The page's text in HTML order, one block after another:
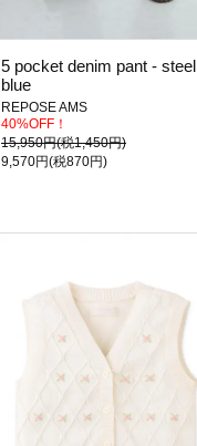
5 pocket denim pant - steel
blue
REPOSE AMS
40%OFF！
15,950円(税1,450円)
9,570円(税870円)